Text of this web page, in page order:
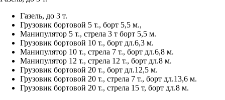
Газель, до 3 т.
Грузовик бортовой 5 т., борт 5,5 м.,
Манипулятор 5 т., стрела 3 т борт 5,5 м.
Грузовик бортовой 10 т., борт дл.6,3 м.
Манипулятор 10 т., стрела 7 т., борт дл.6,8 м.
Манипулятор 12 т., стрела 12 т., борт дл.8 м.
Грузовик бортовой 20 т., борт дл.12,5 м.
Грузовик бортовой 20 т., стрела 7 т., борт дл.13,6 м.
Грузовик бортовой 20 т., стрела 15 т, борт дл.8 м.